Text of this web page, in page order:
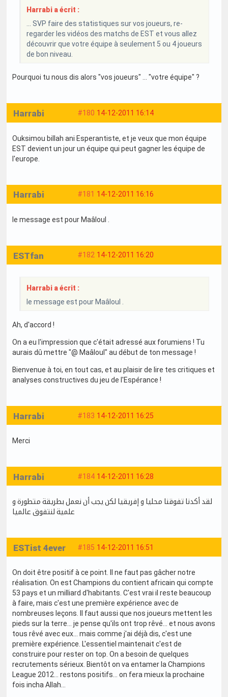
Harrabi a écrit :
... SVP faire des statistiques sur vos joueurs, re-
regarder les vidéos des matchs de EST et vous allez
découvrir que votre équipe à seulement 5 ou 4 joueurs
de bon niveau.
Pourquoi tu nous dis alors "vos joueurs" ... "votre équipe" ?
#180 14-12-2011 16:14
Harrabi
Ouksimou billah ani Esperantiste, et je veux que mon équipe
EST devient un jour un équipe qui peut gagner les équipe de
l'europe.
#181 14-12-2011 16:16
Harrabi
le message est pour Maâloul .
#182 14-12-2011 16:20
ESTfan
Harrabi a écrit :
le message est pour Maâloul .
Ah, d'accord !
On a eu l'impression que c'était adressé aux forumiens ! Tu
aurais dû mettre "@ Maâloul" au début de ton message !
Bienvenue à toi, en tout cas, et au plaisir de lire tes critiques et
analyses constructives du jeu de l'Espérance !
#183 14-12-2011 16:25
Harrabi
Merci
#184 14-12-2011 16:28
Harrabi
لقد أكدنا تفوقنا محليا و إفريقيا لكن يجب أن نعمل بطريقة متطورة و
علمية لنتفوق عالميا
#185 14-12-2011 16:51
ESTist 4ever
On doit être positif à ce point. Il ne faut pas gâcher notre
réalisation. On est Champions du contient africain qui compte
53 pays et un milliard d'habitants. C'est vrai il reste beaucoup
à faire, mais c'est une première expérience avec de
nombreuses leçons. Il faut aussi que nos joueurs mettent les
pieds sur la terre... je pense qu'ils ont trop rêvé... et nous avons
tous rêvé avec eux… mais comme j'ai déjà dis, c'est une
première expérience. L'essentiel maintenait c'est de
construire pour rester on top. On a besoin de quelques
recrutements sérieux. Bientôt on va entamer la Champions
League 2012… restons positifs… on fera mieux la prochaine
fois incha Allah…